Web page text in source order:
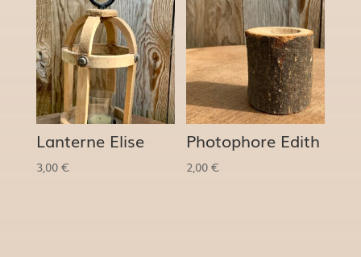
Lanterne Elise
3,00 €
Photophore Edith
2,00€